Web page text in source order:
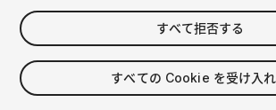
简体中文
한국어
日本語
販売審査ガイ
Asset Store
パブリッシ
よくあるご
すべて拒否する
すべての Cookie を受け入